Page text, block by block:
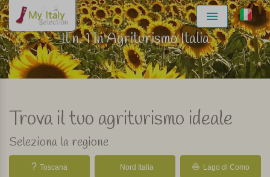
Menu
Il n. 1 in Agriturismo Italia
Trova il tuo agriturismo ideale
Seleziona la regione
? Toscana Nord Italia ⛵ Lago di Como